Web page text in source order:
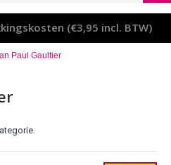
(€3,95 incl. BTW)
Paul Gaultier